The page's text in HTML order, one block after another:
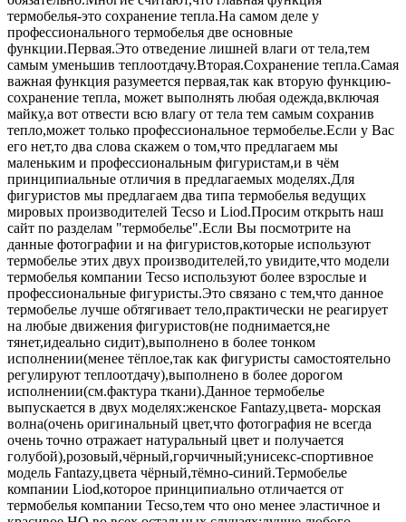
термобелья-это сохранение тепла.На самом деле у
профессионального термобелья две основные
функции.Первая.Это отведение лишней влаги от тела,тем
самым уменьшив теплоотдачу.Вторая.Сохранение тепла.Самая
важная функция разумеется первая,так как вторую функцию-
сохранение тепла, может выполнять любая одежда,включая
майку,а вот отвести всю влагу от тела тем самым сохранив
тепло,может только профессиональное термобелье.Если у Вас
его нет,то два слова скажем о том,что предлагаем мы
маленьким и профессиональным фигуристам,и в чём
принципиальные отличия в предлагаемых моделях.Для
фигуристов мы предлагаем два типа термобелья ведущих
мировых производителей Tecso и Liod.Просим открыть наш
сайт по разделам "термобелье".Если Вы посмотрите на
данные фотографии и на фигуристов,которые используют
термобелье этих двух производителей,то увидите,что модели
термобелья компании Tecso используют более взрослые и
профессиональные фигуристы.Это связано с тем,что данное
термобелье лучше обтягивает тело,практически не реагирует
на любые движения фигуристов(не поднимается,не
тянет,идеально сидит),выполнено в более тонком
исполнении(менее тёплое,так как фигуристы самостоятельно
регулируют теплоотдачу),выполнено в более дорогом
исполнении(см.фактура ткани).Данное термобелье
выпускается в двух моделях:женское Fantazy,цвета- морская
волна(очень оригинальный цвет,что фотография не всегда
очень точно отражает натуральный цвет и получается
голубой),розовый,чёрный,горчичный;унисекс-спортивное
модель Fantazy,цвета чёрный,тёмно-синий.Термобелье
компании Liod,которое принципиально отличается от
термобелья компании Tecso,тем что оно менее эластичное и